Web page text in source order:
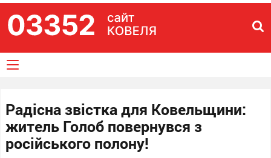
Радісна звістка для Ковельщини:
житель Голоб повернувся з
російського полону!